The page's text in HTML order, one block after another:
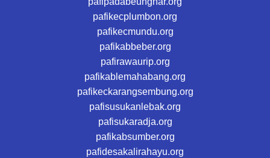
pafikecplumbon.org
pafikecmundu.org
pafikabbeber.org
pafirawaurip.org
pafikablemahabang.org
pafikeckarangsembung.org
pafisusukanlebak.org
pafisukaradja.org
pafikabsumber.org
pafidesakalirahayu.org